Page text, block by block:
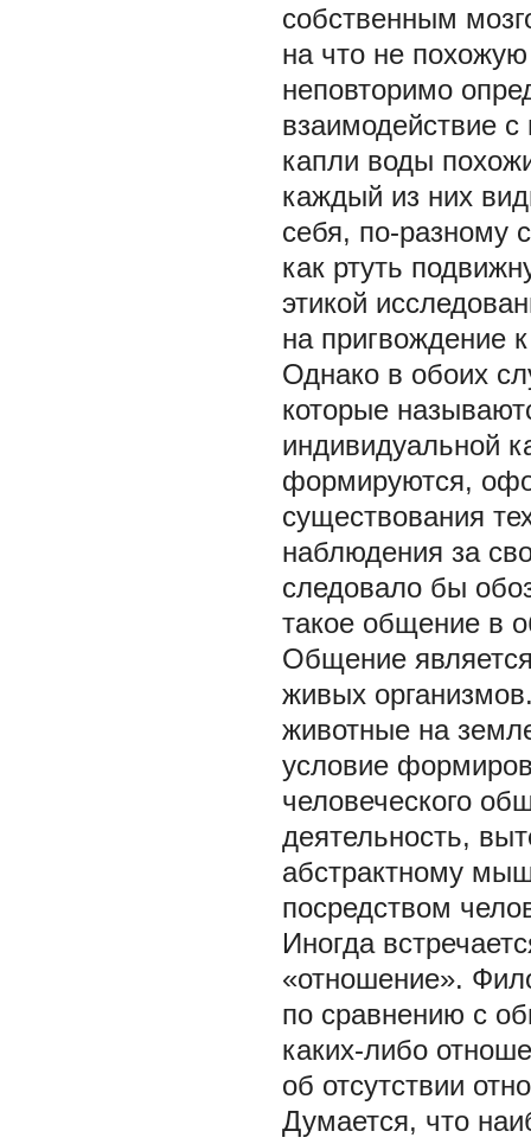
собственным
на что не похожую
неповторимо
взаимодействие
капли воды
каждый из них
себя, по-разному
как ртуть
этикой
на пригвождение
Однако в обоих
которые
индивидуальной
формируются,
существования
наблюдения за
следовало бы
такое общение в
Общение
живых
животные на
условие
человеческого
деятельность,
абстрактному
посредством
Иногда
«отношение».
по сравнению с
каких-либо
об отсутствии
Думается, что